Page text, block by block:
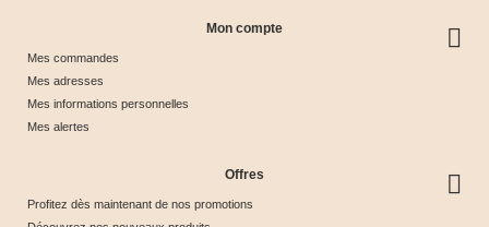
Mon compte
Mes commandes
Mes adresses
Mes informations personnelles
Mes alertes
Offres
Profitez dès maintenant de nos promotions